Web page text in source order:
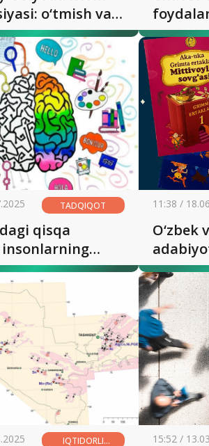
o‘tmish va
TADQIQOT
qisqa
11:38 /
O‘zbek
va
IQTIDORLI
15:52 /